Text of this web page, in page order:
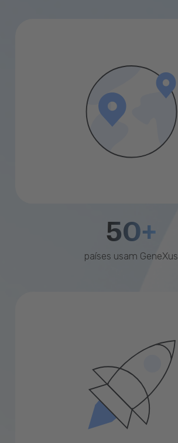
50+
países usam GeneXus